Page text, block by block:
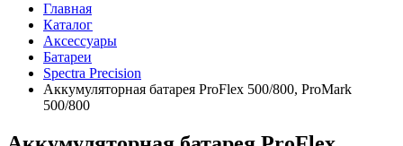
Главная
Каталог
Аксессуары
Батареи
Spectra Precision
Аккумуляторная батарея ProFlex 500/800, ProMark
500/800